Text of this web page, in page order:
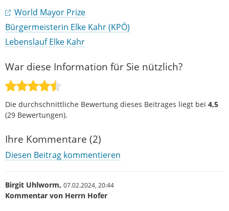
World Mayor Prize
Bürgermeisterin Elke Kahr (KPÖ)
Lebenslauf Elke Kahr
War diese Information für Sie nützlich?
Die durchschnittliche Bewertung dieses Beitrages liegt bei 4,5
(29 Bewertungen).
Ihre Kommentare (2)
Diesen Beitrag kommentieren
Birgit Uhlworm, 07.02.2024, 20:44
Kommentar von Herrn Hofer